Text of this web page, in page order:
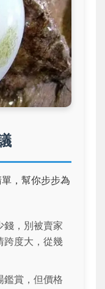
，幫你步步為
錢，別被賣家
跨度大，從幾
鑑賞，但價格